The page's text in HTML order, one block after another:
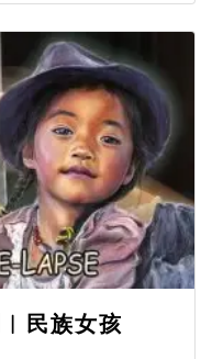
民族女孩